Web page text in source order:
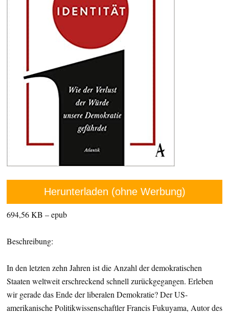
Herunterladen (ohne Werbung)
694,56 KB – epub
Beschreibung:
In den letzten zehn Jahren ist die Anzahl der demokratischen
Staaten weltweit erschreckend schnell zurückgegangen. Erleben
wir gerade das Ende der liberalen Demokratie? Der US-
amerikanische Politikwissenschaftler Francis Fukuyama, Autor des